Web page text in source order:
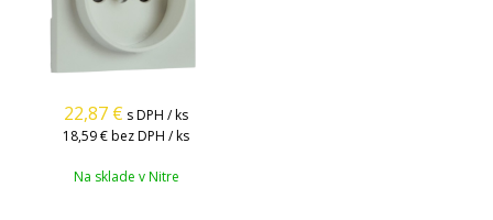
22,87 € s DPH / ks
18,59 €bez DPH / ks
Na sklade v Nitre